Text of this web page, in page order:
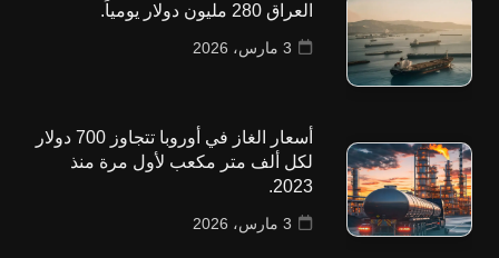
العراق 280 مليون دولار يومياً.
3 مارس، 2026
أسعار الغاز في أوروبا تتجاوز 700 دولار
لكل ألف متر مكعب لأول مرة منذ
2023.
3 مارس، 2026